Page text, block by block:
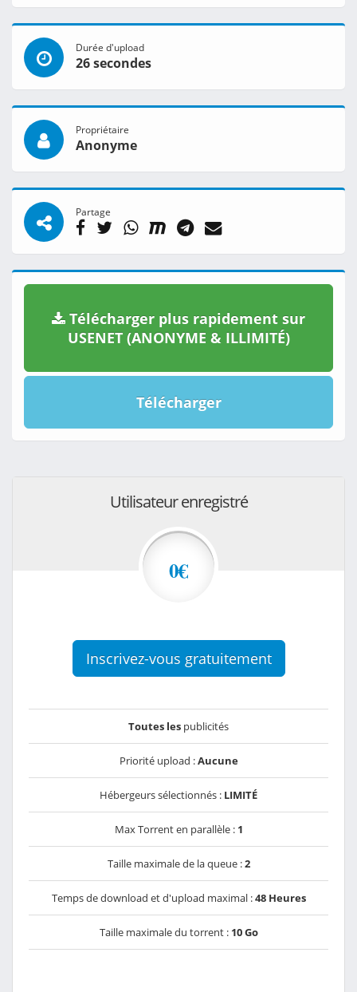
Durée d'upload
26 secondes
Propriétaire
Anonyme
Partage
Télécharger plus rapidement sur
USENET (ANONYME & ILLIMITÉ)
Télécharger
Utilisateur enregistré
0€
Inscrivez-vous gratuitement
Toutes les publicités
Priorité upload :Aucune
Hébergeurs sélectionnés : LIMITÉ
Max Torrent en parallèle : 1
Taille maximale de la queue :2
Temps de download et d'upload maximal :48 Heures
Taille maximale du torrent : 10 Go